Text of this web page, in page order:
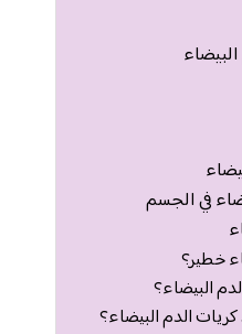
في الجسم
خطير؟
البيضاء؟
الدم البيضاء؟